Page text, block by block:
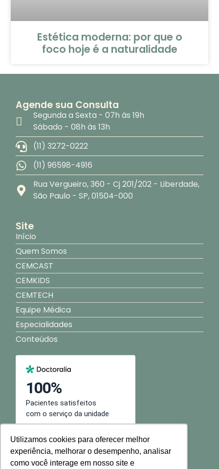
Utilizamos cookies para oferecer melhor
experiência, melhorar o desempenho, analisar
como você interage em nosso site e
Estética moderna: por que o
foco hoje é a naturalidade
Agende sua Consulta
Segunda a Sexta - 07h às 19h
Sábado - 08h às 13h
(11) 3272-0222
(11) 96598-4916
Rua Vergueiro, 360 - Cj 201/202 - Liberdade,
São Paulo - SP, 01504-000
Site
Início
Quem Somos
CEMCAST
CEMKIDS
CEMTECH
Equipe Médica
Especialidades
Conteúdos